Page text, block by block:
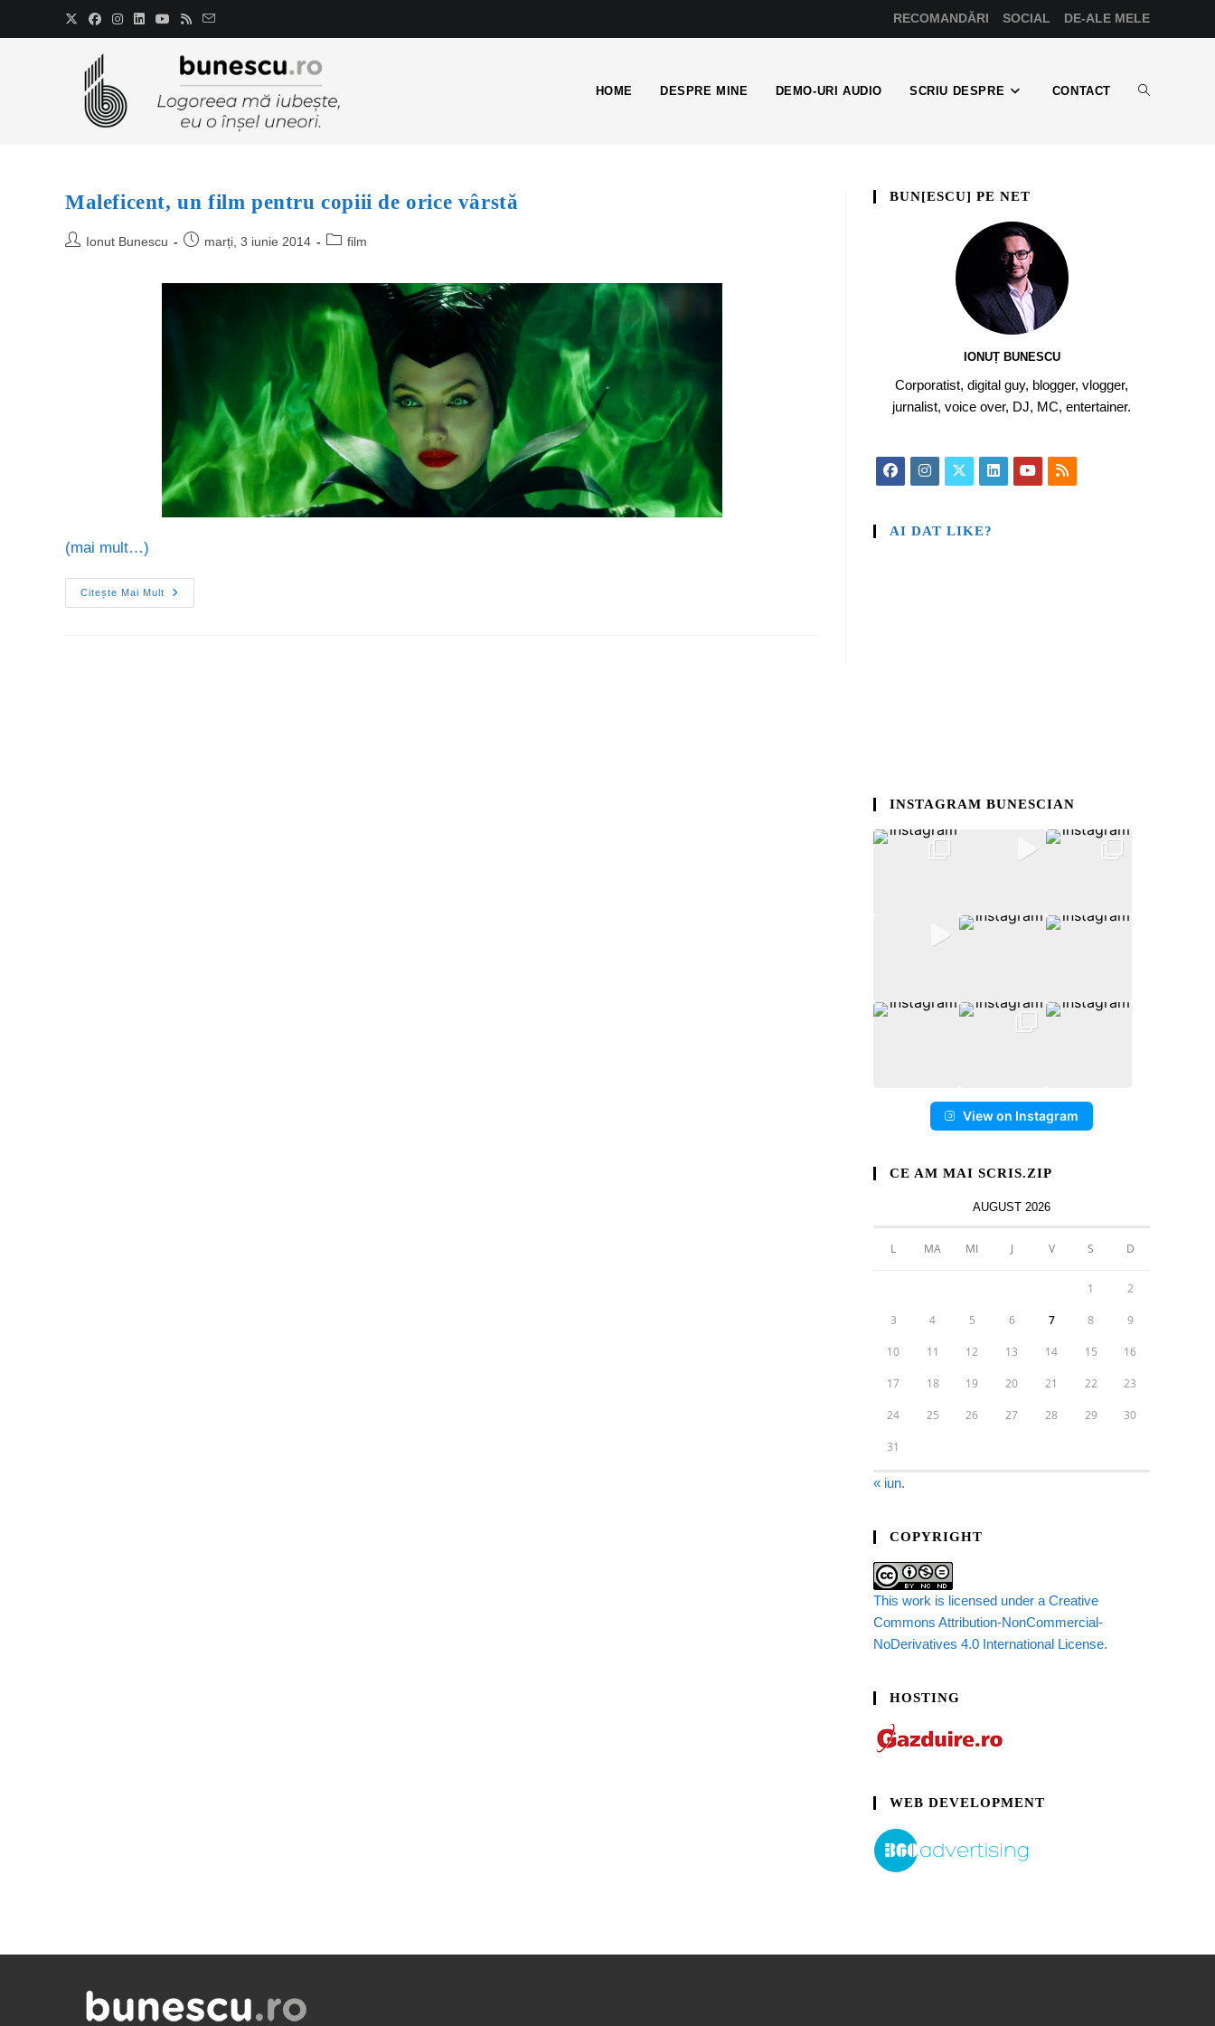
RECOMANDĂRI SOCIAL DE-ALE MELE
HOME DESPRE MINE DEMO-URI AUDIO SCRIU DESPRE CONTACT
Maleficent, un film pentru copiii de orice vârstă
Ionut Bunescu marți, 3 iunie 2014 film
(mai mult…)
Citește Mai Mult
BUN[ESCU] PE NET
IONUȚ BUNESCU
Corporatist, digital guy, blogger, vlogger,
jurnalist, voice over, DJ, MC, entertainer.
AI DAT LIKE?
INSTAGRAM BUNESCIAN
View on Instagram
CE AM MAI SCRIS.ZIP
AUGUST 2026
L MA MI J V S D
1 2
3 4 5 6 7 8 9
10 11 12 13 14 15 16
17 18 19 20 21 22 23
24 25 26 27 28 29 30
31
« iun.
COPYRIGHT
This work is licensed under a Creative
Commons Attribution-NonCommercial-
NoDerivatives 4.0 International License.
HOSTING
WEB DEVELOPMENT